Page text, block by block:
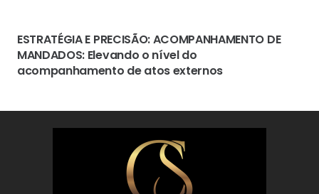
ESTRATÉGIA E PRECISÃO: ACOMPANHAMENTO DE
MANDADOS: Elevando o nível do
acompanhamento de atos externos